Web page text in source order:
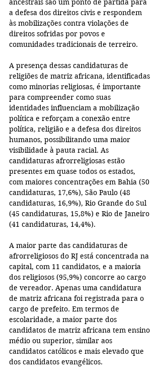
ancestrais são um ponto de partida para
a defesa dos direitos civis e respondem
às mobilizações contra violações de
direitos sofridas por povos e
comunidades tradicionais de terreiro.
A presença dessas candidaturas de
religiões de matriz africana, identificadas
como minorias religiosas, é importante
para compreender como suas
identidades influenciam a mobilização
política e reforçam a conexão entre
política, religião e a defesa dos direitos
humanos, possibilitando uma maior
visibilidade à pauta racial. As
candidaturas afrorreligiosas estão
presentes em quase todos os estados,
com maiores concentrações em Bahia (50
candidaturas, 17,6%), São Paulo (48
candidaturas, 16,9%), Rio Grande do Sul
(45 candidaturas, 15,8%) e Rio de Janeiro
(41 candidaturas, 14,4%).
A maior parte das candidaturas de
afrorreligiosos do RJ está concentrada na
capital, com 11 candidatos, e a maioria
dos religiosos (95,9%) concorre ao cargo
de vereador. Apenas uma candidatura
de matriz africana foi registrada para o
cargo de prefeito. Em termos de
escolaridade, a maior parte dos
candidatos de matriz africana tem ensino
médio ou superior, similar aos
candidatos católicos e mais elevado que
dos candidatos evangélicos.